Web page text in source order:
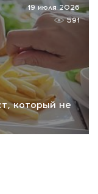
который не
19 июля 2026
591